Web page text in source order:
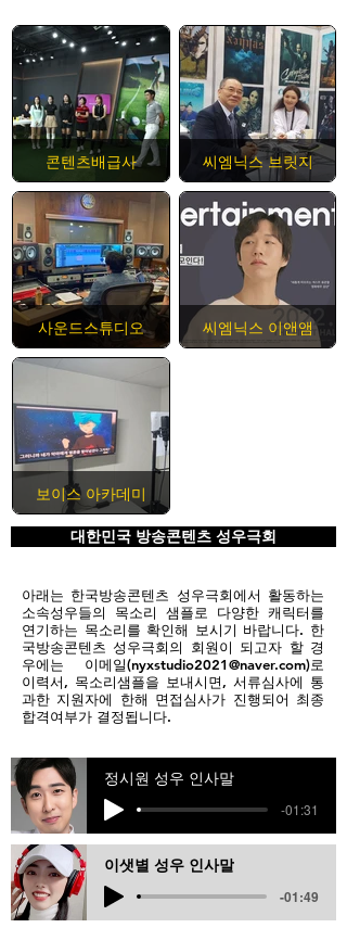
콘텐츠배급사 씨엠닉스 브릿지
사운드스튜디오 씨엠닉스 이앤앰
보이스 아카데미
대한민국 방송콘텐츠 성우극회
아래는 한국방송콘텐츠 성우극회에서 활동하는
소속성우들의 목소리 샘플로 다양한 캐릭터를
연기하는 목소리를 확인해 보시기 바랍니다. 한
국방송콘텐츠 성우극회의 회원이 되고자 할 경
우에는 이메일(nyxstudio2021@naver.com)로
이력서, 목소리샘플을 보내시면, 서류심사에 통
과한 지원자에 한해 면접심사가 진행되어 최종
합격여부가 결정됩니다.
정시원 성우 인사말
-01:31
이샛별 성우 인사말
-01:49